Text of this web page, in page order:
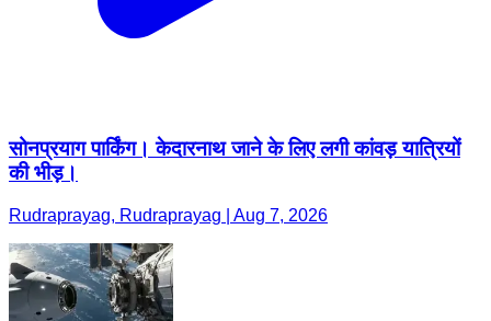
सोनप्रयाग पार्किंग। केदारनाथ जाने के लिए लगी कांवड़ यात्रियों
की भीड़।
Rudraprayag, Rudraprayag | Aug 7, 2026